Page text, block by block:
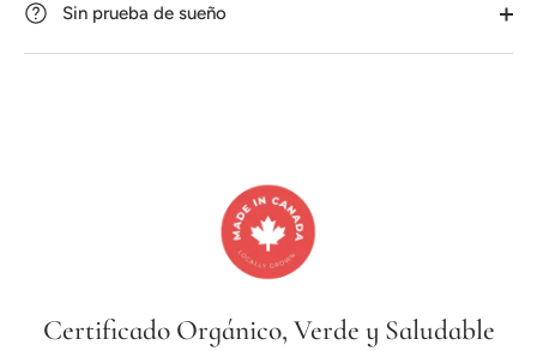
Sin prueba de sueño
Certificado Orgánico, Verde y Saludable